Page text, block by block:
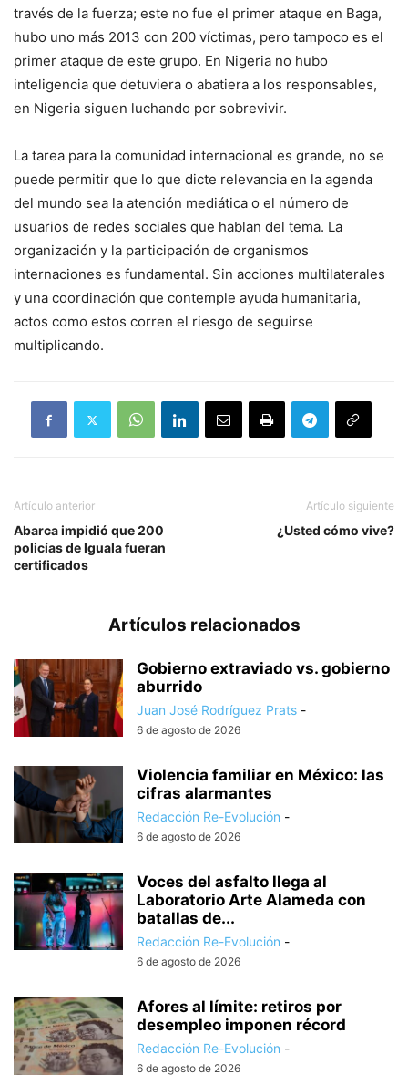
través de la fuerza; este no fue el primer ataque en Baga,
hubo uno más 2013 con 200 víctimas, pero tampoco es el
primer ataque de este grupo. En Nigeria no hubo
inteligencia que detuviera o abatiera a los responsables,
en Nigeria siguen luchando por sobrevivir.
La tarea para la comunidad internacional es grande, no se
puede permitir que lo que dicte relevancia en la agenda
del mundo sea la atención mediática o el número de
usuarios de redes sociales que hablan del tema. La
organización y la participación de organismos
internaciones es fundamental. Sin acciones multilaterales
y una coordinación que contemple ayuda humanitaria,
actos como estos corren el riesgo de seguirse
multiplicando.
Artículo anterior
Abarca impidió que 200
policías de Iguala fueran
certificados
Artículo siguiente
¿Usted cómo vive?
Artículos relacionados
Gobierno extraviado vs. gobierno
aburrido
Juan José Rodríguez Prats -
6 de agosto de 2026
Violencia familiar en México: las
cifras alarmantes
Redacción Re-Evolución -
6 de agosto de 2026
Voces del asfalto llega al
Laboratorio Arte Alameda con
batallas de...
Redacción Re-Evolución -
6 de agosto de 2026
Afores al límite: retiros por
desempleo imponen récord
Redacción Re-Evolución -
6 de agosto de 2026